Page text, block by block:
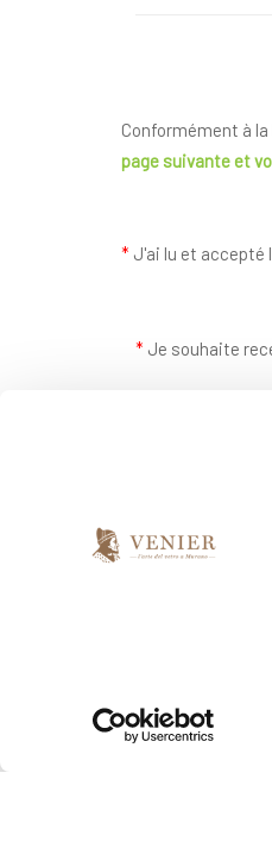
Conformément à
page suivanteet
* J'ai lu et accepté
* Je souhaite